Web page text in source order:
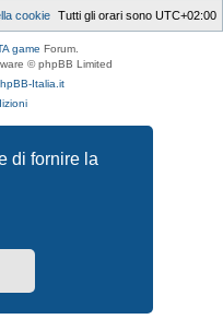
di fornire la
Tutti gli orari sono UTC+02:00
cookie
game Forum.
© phpBB Limited
Italia.it